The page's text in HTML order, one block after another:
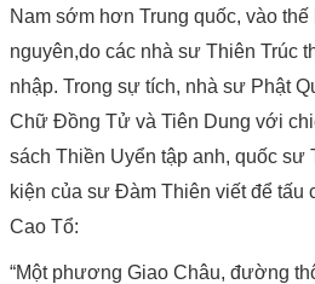
Nam sớm hơn Trung quốc, vào
nguyên,do các nhà sư Thiên Trúc
nhập. Trong sự tích, nhà sư Phật
Chữ Đồng Tử và Tiên Dung với
sách Thiền Uyển tập anh, quốc
kiện của sư Đàm Thiên viết để tấu
Cao Tổ:
“Một phương Giao Châu, đường